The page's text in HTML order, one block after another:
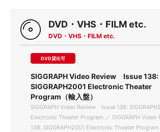
DVD・VHS・FILM etc.
DVD・VHS・FILM etc.
DVD貸出可
SIGGRAPH Video Review Issue 138:
SIGGRAPH2001 Electronic Theater
Program（輸入盤）
SIGGRAPH Video Review Issue 138:
Electronic Theater Program ／ SIGGRAPH
138: SIGGRAPH2001 Electronic Theater Program